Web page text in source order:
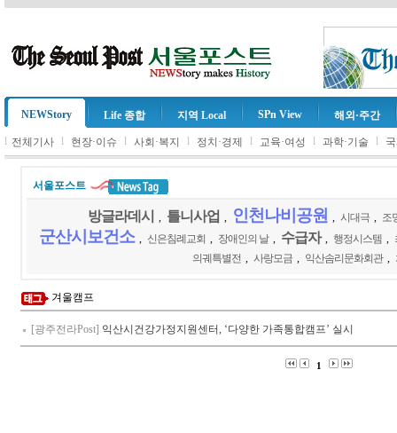
NEWStory Life 종합 지역 Local SPn View 해외·주간
l 전체기사 l 현장·이슈 l 사회·복지 l 정치·경제 l 교육·여성 l 과학·기술 l
서울포스트
방글라데시 틀니사업 인천나비공원 시대극 조
군산시보건소 신은침례교회 장애인의 날 수급자 행정시스템
의궤특별전
사랑모금 익산솜리문화회관
겨울캠프
[광주전라Post] 익산시건강가정지원센터, ‘다양한 가족통합캠프’ 실시
1